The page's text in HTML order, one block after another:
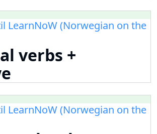
LearnNoW (Norwegian on the
verbs +
LearnNoW (Norwegian on the